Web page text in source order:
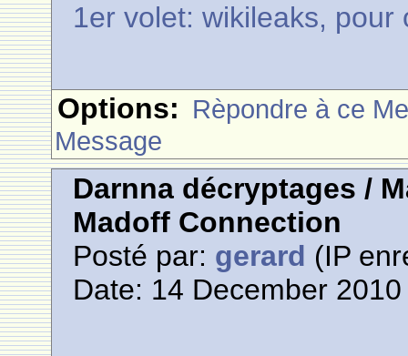
1er volet: wikileaks, pour
Options: Rèpondre à ce
Message
Darnna décryptages /
Madoff Connection
Posté par: gerard (IP
Date: 14 December